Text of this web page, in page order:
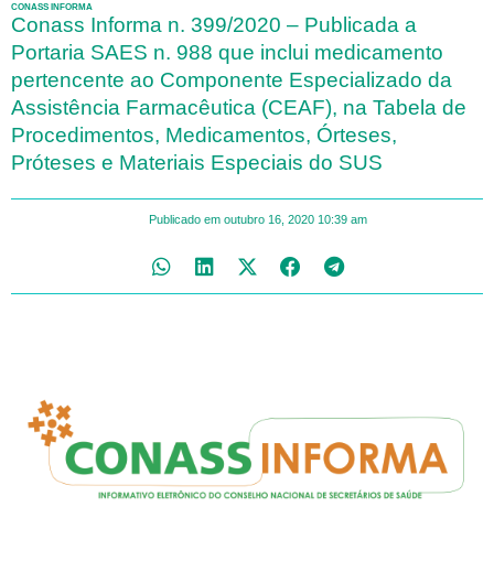
CONASS INFORMA
Conass Informa n. 399/2020 – Publicada a
Portaria SAES n. 988 que inclui medicamento
pertencente ao Componente Especializado da
Assistência Farmacêutica (CEAF), na Tabela de
Procedimentos, Medicamentos, Órteses,
Próteses e Materiais Especiais do SUS
Publicado em outubro 16, 2020 10:39 am